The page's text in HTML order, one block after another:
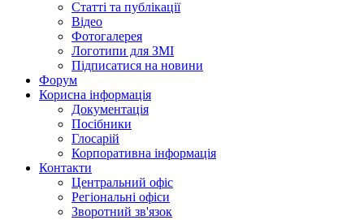
Статті та публікації
Відео
Фотогалерея
Логотипи для ЗМІ
Підписатися на новини
Форум
Корисна інформація
Документація
Посібники
Глосарій
Корпоративна інформація
Контакти
Центральний офіс
Регіональні офіси
Зворотний зв'язок